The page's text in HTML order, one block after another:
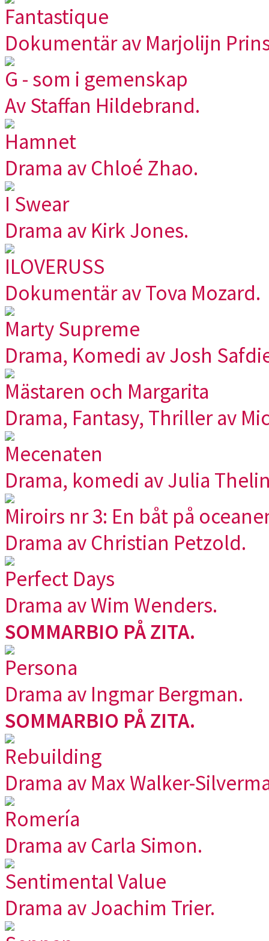
Fantastique
Dokumentär av Marjolijn
G - som i gemenskap
Av Staffan Hildebrand.
Hamnet
Drama av Chloé Zhao.
I Swear
Drama av Kirk Jones.
ILOVERUSS
Dokumentär av Tova Mozard.
Marty Supreme
Drama, Komedi av Josh
Mästaren och Margarita
Drama, Fantasy, Thriller av
Mecenaten
Drama, komedi av Julia
Miroirs nr 3: En båt på
Drama av Christian Petzold.
Perfect Days
Drama av Wim Wenders.
SOMMARBIO PÅ ZITA.
Persona
Drama av Ingmar Bergman.
SOMMARBIO PÅ ZITA.
Rebuilding
Drama av Max Walker-
Romería
Drama av Carla Simon.
Sentimental Value
Drama av Joachim Trier.